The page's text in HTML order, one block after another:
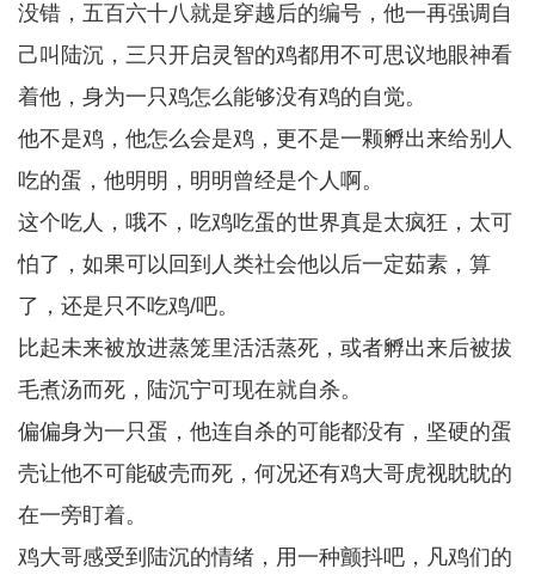
没错，五百六十八就是穿越后的编号，他一再强调自
己叫陆沉，三只开启灵智的鸡都用不可思议地眼神看
着他，身为一只鸡怎么能够没有鸡的自觉。
他不是鸡，他怎么会是鸡，更不是一颗孵出来给别人
吃的蛋，他明明，明明曾经是个人啊。
这个吃人，哦不，吃鸡吃蛋的世界真是太疯狂，太可
怕了，如果可以回到人类社会他以后一定茹素，算
了，还是只不吃鸡/吧。
比起未来被放进蒸笼里活活蒸死，或者孵出来后被拔
毛煮汤而死，陆沉宁可现在就自杀。
偏偏身为一只蛋，他连自杀的可能都没有，坚硬的蛋
壳让他不可能破壳而死，何况还有鸡大哥虎视眈眈的
在一旁盯着。
鸡大哥感受到陆沉的情绪，用一种颤抖吧，凡鸡们的